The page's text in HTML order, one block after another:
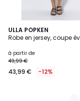
ULLA POPKEN
Robe en jersey, coupe
à partir de
49,99 €
43,99 € -12%
3
Couleurs